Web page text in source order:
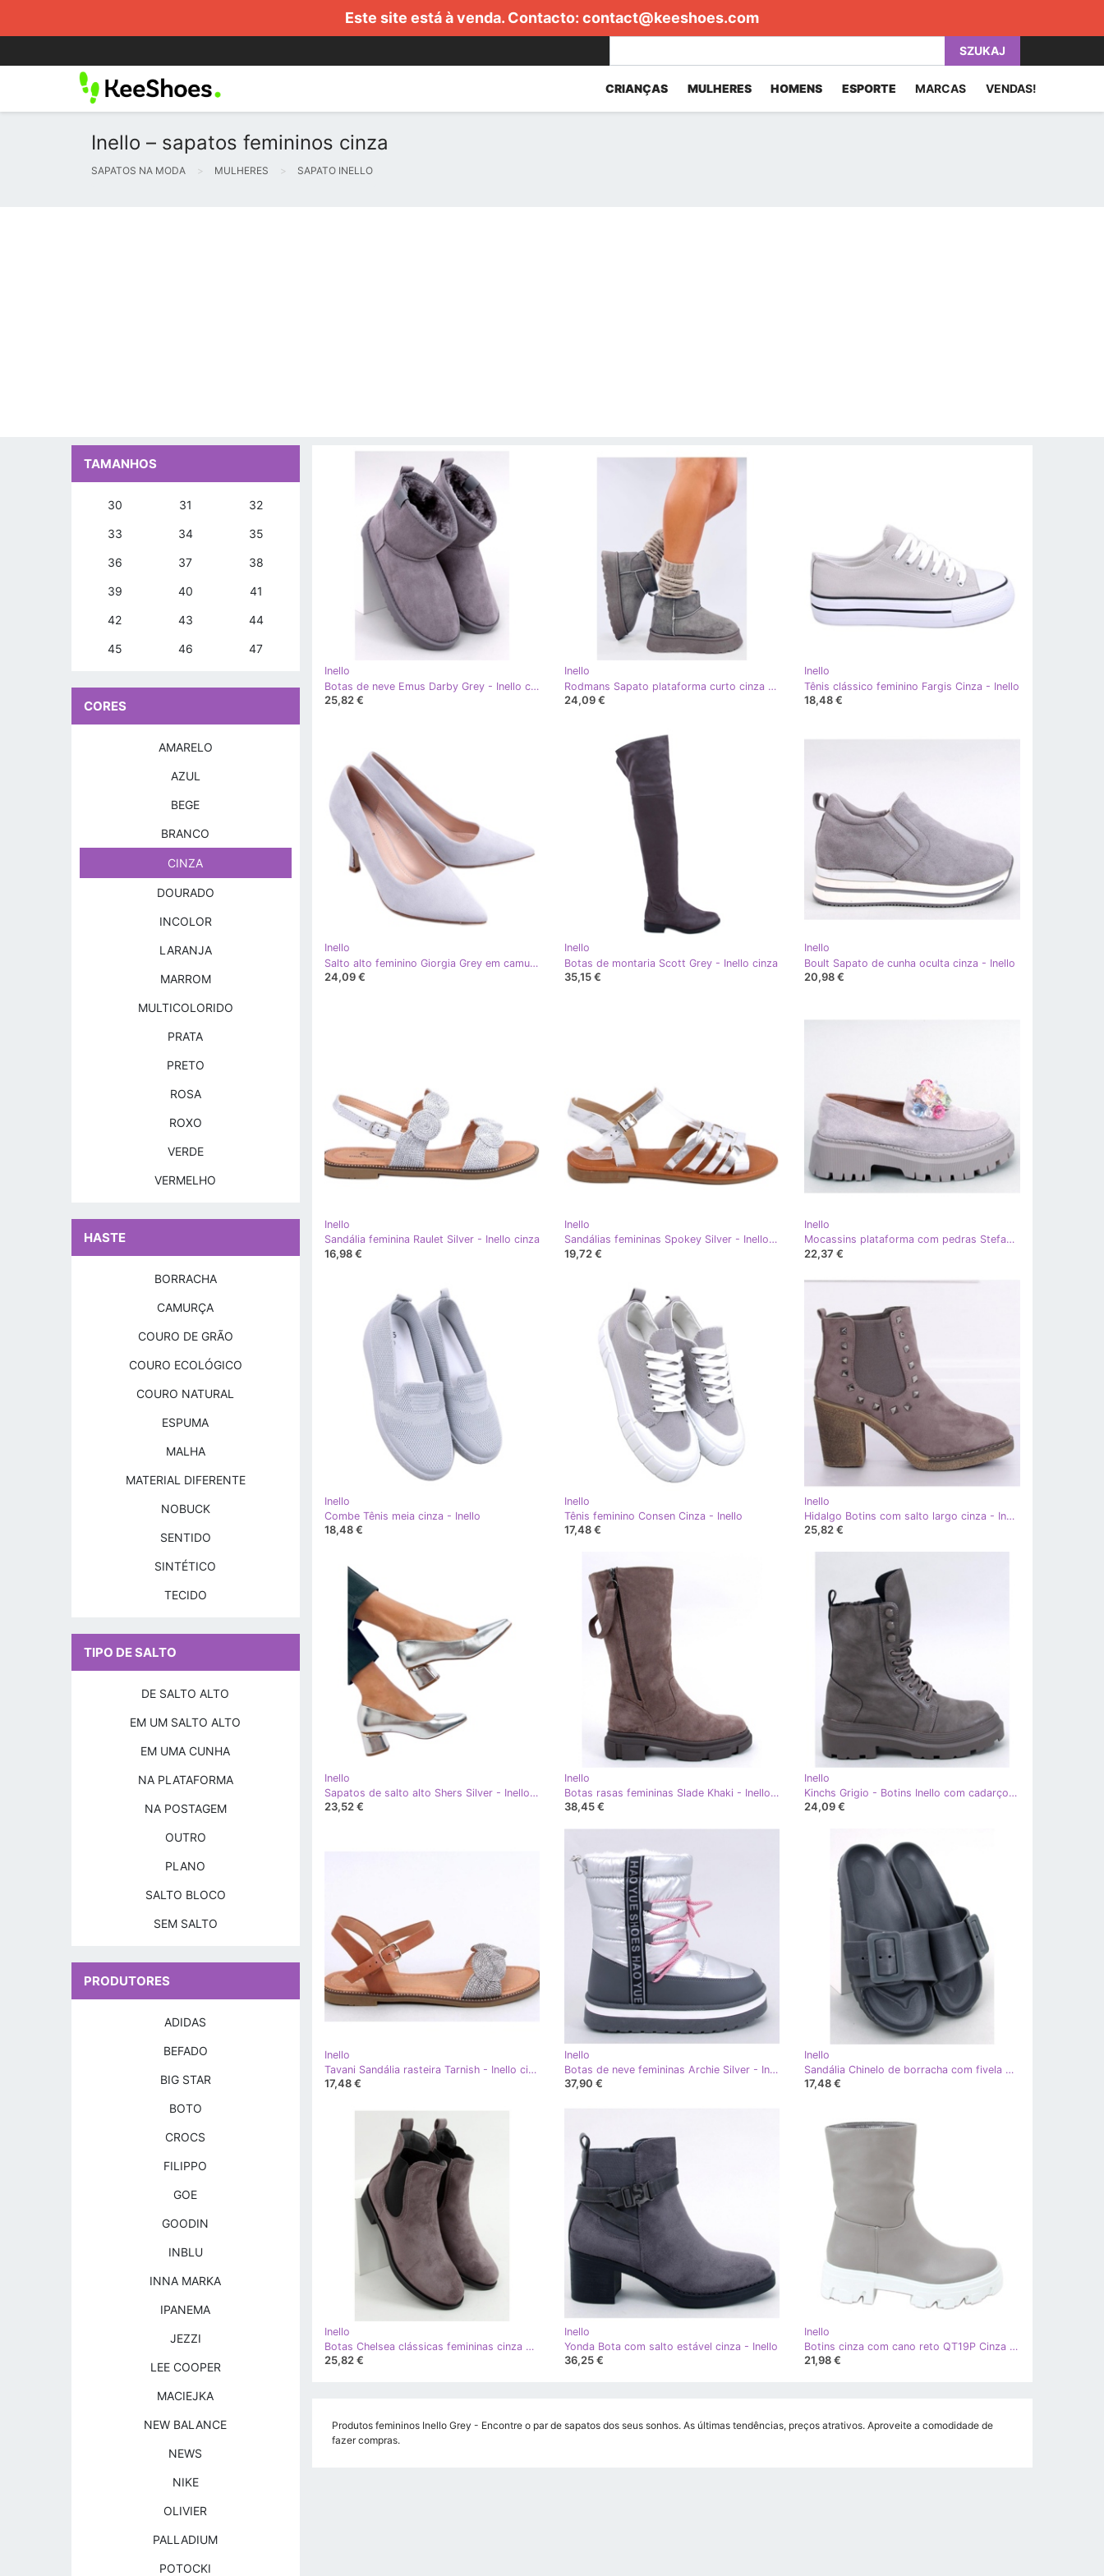
Este site está à venda. Contacto: contact@keeshoes.com
SZUKAJ
CRIANÇAS MULHERES HOMENS ESPORTE MARCAS VENDAS!
Inello – sapatos femininos cinza
SAPATOS NA MODA MULHERES SAPATO INELLO
Inello
Botas de neve Emus Darby Grey - Inello cinza
25,82 €
Inello
Rodmans Sapato plataforma curto cinza - Inello
24,09 €
Inello
Tênis clássico feminino Fargis Cinza - Inello
18,48 €
Inello
Salto alto feminino Giorgia Grey em camurça - Inello cinza
24,09 €
Inello
Botas de montaria Scott Grey - Inello cinza
35,15 €
Inello
Boult Sapato de cunha oculta cinza - Inello
20,98 €
Inello
Sandália feminina Raulet Silver - Inello cinza
16,98 €
Inello
Sandálias femininas Spokey Silver - Inello cinza
19,72 €
Inello
Mocassins plataforma com pedras Stefani Cinza - Inello
22,37 €
Inello
Combe Tênis meia cinza - Inello
18,48 €
Inello
Tênis feminino Consen Cinza - Inello
17,48 €
Inello
Hidalgo Botins com salto largo cinza - Inello
25,82 €
Inello
Sapatos de salto alto Shers Silver - Inello cinza
23,52 €
Inello
Botas rasas femininas Slade Khaki - Inello cinza
38,45 €
Inello
Kinchs Grigio - Botins Inello com cadarço e protetor cinza
24,09 €
Inello
Tavani Sandália rasteira Tarnish - Inello cinza
17,48 €
Inello
Botas de neve femininas Archie Silver - Inello cinza
37,90 €
Inello
Sandália Chinelo de borracha com fivela Romero Cinza - Inello
17,48 €
Inello
Botas Chelsea clássicas femininas cinza MR-9 Cinza - Inello
25,82 €
Inello
Yonda Bota com salto estável cinza - Inello
36,25 €
Inello
Botins cinza com cano reto QT19P Cinza - Inello
21,98 €
Produtos femininos Inello Grey - Encontre o par de sapatos dos seus sonhos. As últimas tendências, preços atrativos. Aproveite a comodidade de
fazer compras.
TAMANHOS
30 31 32
33 34 35
36 37 38
39 40 41
42 43 44
45 46 47
CORES
AMARELO
AZUL
BEGE
BRANCO
CINZA
DOURADO
INCOLOR
LARANJA
MARROM
MULTICOLORIDO
PRATA
PRETO
ROSA
ROXO
VERDE
VERMELHO
HASTE
BORRACHA
CAMURÇA
COURO DE GRÃO
COURO ECOLÓGICO
COURO NATURAL
ESPUMA
MALHA
MATERIAL DIFERENTE
NOBUCK
SENTIDO
SINTÉTICO
TECIDO
TIPO DE SALTO
DE SALTO ALTO
EM UM SALTO ALTO
EM UMA CUNHA
NA PLATAFORMA
NA POSTAGEM
OUTRO
PLANO
SALTO BLOCO
SEM SALTO
PRODUTORES
ADIDAS
BEFADO
BIG STAR
BOTO
CROCS
FILIPPO
GOE
GOODIN
INBLU
INNA MARKA
IPANEMA
JEZZI
LEE COOPER
MACIEJKA
NEW BALANCE
NEWS
NIKE
OLIVIER
PALLADIUM
POTOCKI